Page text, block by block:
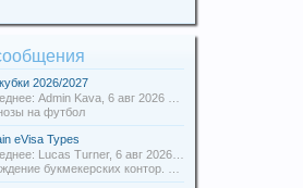
2026/2027
Admin Kava, 6 авг 2026 в 19:31
на футбол
eVisa Types
Lucas Turner, 6 авг 2026 в 13:16